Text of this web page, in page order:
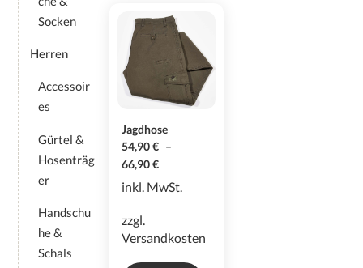
auf.
Die
Optionen
können
auf
Produktseite
gewählt
werden
Jagdhose
54,90€ –
66,90€
inkl. MwSt.
zzgl.
Versandkosten
Socken
Herren
Accessoir
es
Gürtel &
Hosenträg
er
Handschu
he &
Schals